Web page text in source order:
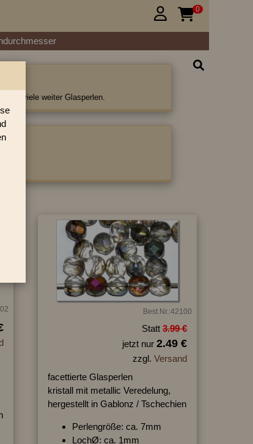
 0
und viele weiter Glasperlen.
Best.Nr.:42100
Statt 3.99 €
jetzt nur 2.49 €
zzgl. Versand
facettierte Glasperlen
kristall mit metallic Veredelung,
hergestellt in Gablonz / Tschechien
Perlengröße: ca. 7mm
LochØ: ca. 1mm